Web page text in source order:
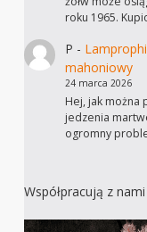
roku 1965.
P -
mahoniowy
24 marca 2026
Hej, jak można
jedzenia
ogromny
Współpracują z nami